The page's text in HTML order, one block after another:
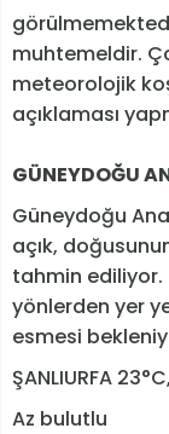
muhtemeldir.
meteorolojik
açıklaması
GÜNEYDOĞU
Güneydoğu
açık,
tahmin ediliyor.
yönlerden yer
esmesi
ŞANLIURFA
Az bulutlu